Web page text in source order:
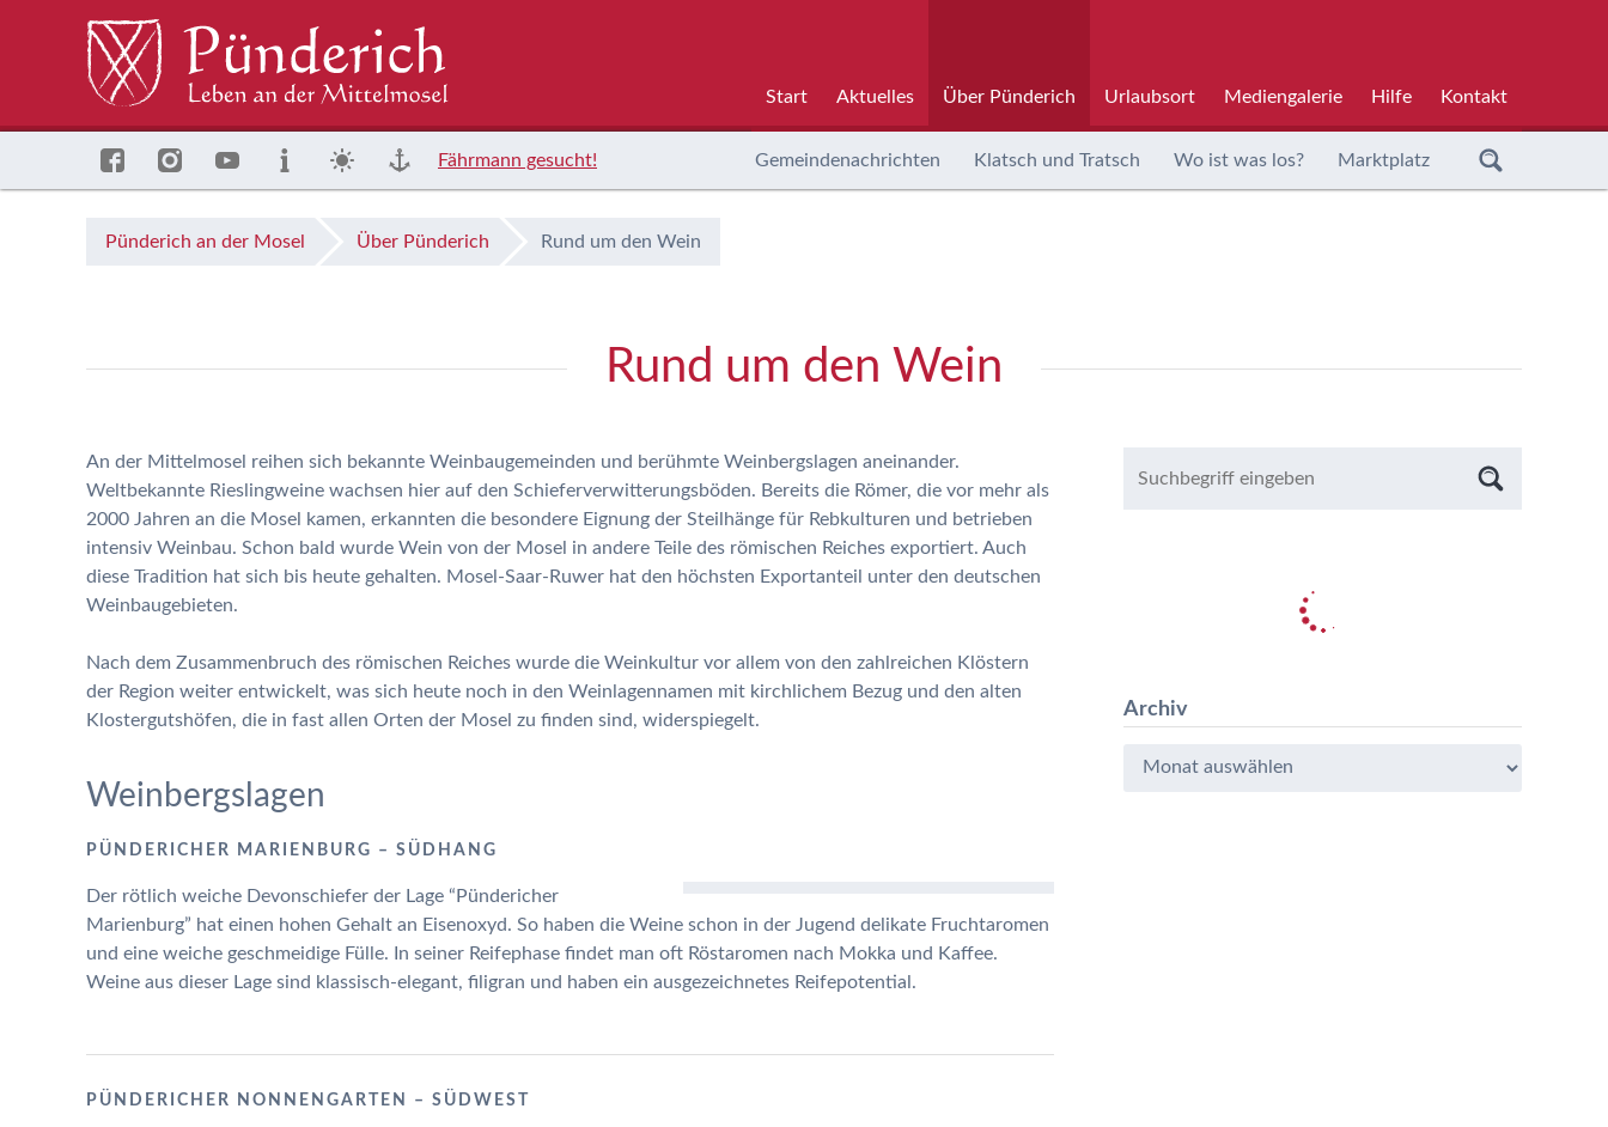
Start Aktuelles Über Pünderich Urlaubsort Mediengalerie Hilfe Kontakt
Fährmann gesucht! Gemeindenachrichten Klatsch und Tratsch Wo ist was los? Marktplatz
Pünderich an der Mosel Über Pünderich Rund um den Wein
Rund um den Wein
An der Mittelmosel reihen sich bekannte Weinbaugemeinden und berühmte Weinbergslagen aneinander.
Weltbekannte Rieslingweine wachsen hier auf den Schieferverwitterungsböden. Bereits die Römer, die vor mehr als
2000 Jahren an die Mosel kamen, erkannten die besondere Eignung der Steilhänge für Rebkulturen und betrieben
intensiv Weinbau. Schon bald wurde Wein von der Mosel in andere Teile des römischen Reiches exportiert. Auch
diese Tradition hat sich bis heute gehalten. Mosel-Saar-Ruwer hat den höchsten Exportanteil unter den deutschen
Weinbaugebieten.
Nach dem Zusammenbruch des römischen Reiches wurde die Weinkultur vor allem von den zahlreichen Klöstern
der Region weiter entwickelt, was sich heute noch in den Weinlagennamen mit kirchlichem Bezug und den alten
Klostergutshöfen, die in fast allen Orten der Mosel zu finden sind, widerspiegelt.
Weinbergslagen
PÜNDERICHER MARIENBURG – SÜDHANG
Der rötlich weiche Devonschiefer der Lage “Pündericher
Marienburg” hat einen hohen Gehalt an Eisenoxyd. So haben die Weine schon in der Jugend delikate Fruchtaromen
und eine weiche geschmeidige Fülle. In seiner Reifephase findet man oft Röstaromen nach Mokka und Kaffee.
Weine aus dieser Lage sind klassisch-elegant, filigran und haben ein ausgezeichnetes Reifepotential.
PÜNDERICHER NONNENGARTEN – SÜDWEST
Archiv